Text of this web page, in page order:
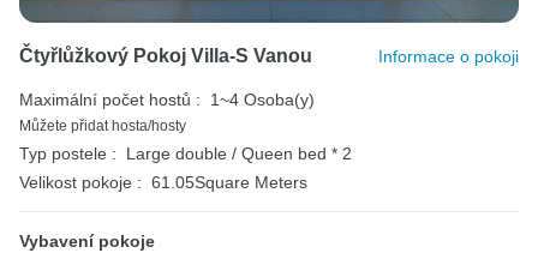
Čtyřlůžkový Pokoj Villa-S Vanou Informace o pokoji
Maximální počet hostů : 1~4 Osoba(y)
Můžete přidat hosta/hosty
Typ postele :
Large double / Queen bed * 2
Velikost pokoje : 61.05Square Meters
Vybavení pokoje